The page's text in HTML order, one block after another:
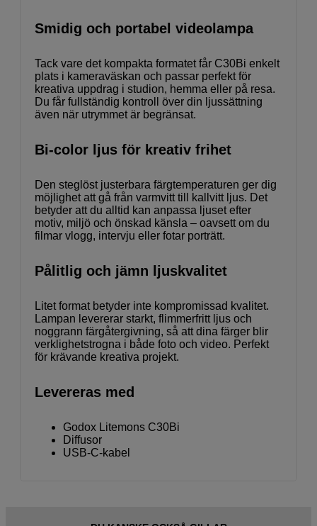
Smidig och portabel videolampa
Tack vare det kompakta formatet får C30Bi enkelt
plats i kameraväskan och passar perfekt för
kreativa uppdrag i studion, hemma eller på resa.
Du får fullständig kontroll över din ljussättning
även när utrymmet är begränsat.
Bi-color ljus för kreativ frihet
Den steglöst justerbara färgtemperaturen ger dig
möjlighet att gå från varmvitt till kallvitt ljus. Det
betyder att du alltid kan anpassa ljuset efter
motiv, miljö och önskad känsla – oavsett om du
filmar vlogg, intervju eller fotar porträtt.
Pålitlig och jämn ljuskvalitet
Litet format betyder inte kompromissad kvalitet.
Lampan levererar starkt, flimmerfritt ljus och
noggrann färgåtergivning, så att dina färger blir
verklighetstrogna i både foto och video. Perfekt
för krävande kreativa projekt.
Levereras med
Godox Litemons C30Bi
Diffusor
USB-C-kabel